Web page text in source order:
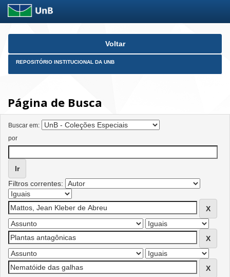
Skip
Voltar
REPOSITÓRIO INSTITUCIONAL DA UNB
Página de Busca
Buscar em:
por
Filtros correntes: